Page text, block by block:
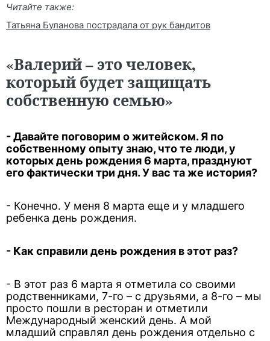
Читайте также:
Татьяна Буланова пострадала от рук бандитов
«Валерий – это человек,
который будет защищать
собственную семью»
- Давайте поговорим о житейском. Я по
собственному опыту знаю, что те люди, у
которых день рождения 6 марта, празднуют
его фактически три дня. У вас та же история?
- Конечно. У меня 8 марта еще и у младшего
ребенка день рождения.
- Как справили день рождения в этот раз?
- В этот раз 6 марта я отметила со своими
родственниками, 7-го – с друзьями, а 8-го – мы
просто пошли в ресторан и отметили
Международный женский день. А мой
младший справлял день рождения отдельно с